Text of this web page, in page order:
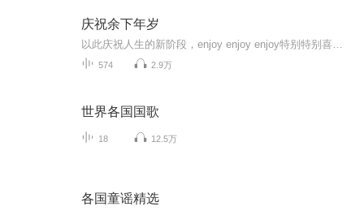
庆祝余下年岁
574 2.9万
世界各国国歌
18 12.5万
各国童谣精选